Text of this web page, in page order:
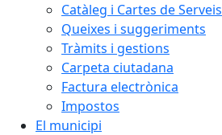
Catàleg i Cartes de Serveis
Queixes i suggeriments
Tràmits i gestions
Carpeta ciutadana
Factura electrònica
Impostos
El municipi